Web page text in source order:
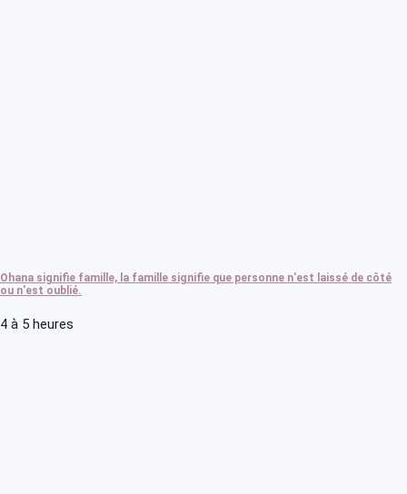
Ohana signifie famille, la famille signifie que personne n'est laissé de côté
ou n'est oublié.
4 à 5 heures